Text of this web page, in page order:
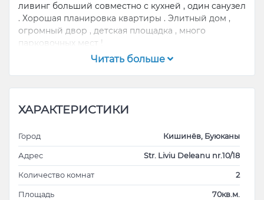
ливинг больший совместно с кухней , один санузел
. Хорошая планировка квартиры . Элитный дом ,
огромный двор , детская площадка , много
парковочных мест !
Читать больше
ХАРАКТЕРИСТИКИ
Город Кишинёв, Буюканы
Адрес Str. Liviu Deleanu nr.10/18
Количество комнат 2
Площадь 70кв.м.